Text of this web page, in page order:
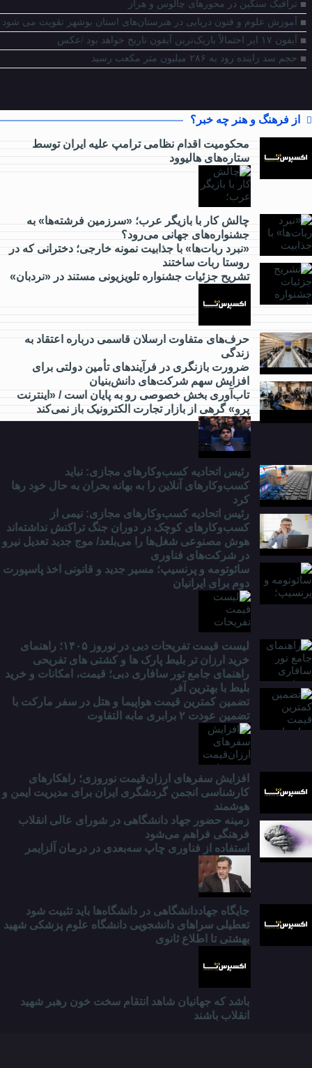
ترافیک سنگین در محورهای چالوس و هراز
آموزش علوم و فنون دریایی در هنرستان‌های استان بوشهر تقویت می شود
آیفون ۱۷ ایر احتمالاً باریک‌ترین آیفون تاریخ خواهد بود /عکس
حجم سد زاینده رود به ۲۸۶ میلیون متر مکعب رسید
از فرهنگ و هنر چه خبر؟
محکومیت اقدام نظامی ترامپ علیه ایران توسط
ستاره‌های هالیوود
چالش کار با بازیگر عرب؛ «سرزمین فرشته‌ها» به
جشنواره‌های جهانی می‌رود؟
«نبرد ربات‌ها» با جذابیت نمونه خارجی؛ دخترانی که در
روستا ربات ساختند
تشریح جزئیات جشنواره‌ تلویزیونی مستند در «نردبان»
حرف‌های متفاوت ارسلان قاسمی درباره اعتقاد به
زندگی
از
کارآفرینی
چه خبر؟
ضرورت بازنگری در فرآیندهای تأمین دولتی برای
افزایش سهم شرکت‌های دانش‌بنیان
تاب‌آوری بخش خصوصی رو به پایان است / «اینترنت
پرو» گرهی از بازار تجارت الکترونیک باز نمی‌کند
رئیس اتحادیه کسب‌وکارهای مجازی: نباید
کسب‌وکارهای آنلاین را به بهانه بحران به حال خود رها
کرد
رئیس اتحادیه کسب‌وکارهای مجازی: نیمی از
کسب‌وکارهای کوچک در دوران جنگ‌ تراکنش نداشته‌اند
هوش مصنوعی شغل‌ها را می‌بلعد/ موج جدید تعدیل نیرو
در شرکت‌های فناوری
از
گردشگری
سائوتومه و پرنسیپ؛ مسیر جدید و قانونی اخذ پاسپورت
دوم برای ایرانیان
لیست قیمت تفریحات دبی در نوروز ۱۴۰۵؛ راهنمای
خرید ارزان تر بلیط پارک ها و کشتی های تفریحی
راهنمای جامع تور سافاری دبی؛ قیمت، امکانات و خرید
بلیط با بهترین آفر
تضمین کمترین قیمت هواپیما و هتل در سفر مارکت با
تضمین عودت ۲ برابری مابه التفاوت
افزایش سفرهای ارزان‌قیمت نوروزی؛ راهکارهای
کارشناسی انجمن گردشگری ایران برای مدیریت ایمن و
هوشمند
از
مدارس
دانشگاه
چه
خبر؟
زمینه حضور جهاد دانشگاهی در شورای عالی انقلاب
فرهنگی فراهم می‌شود
استفاده از فناوری چاپ سه‌بعدی در درمان آلزایمر
جایگاه جهاددانشگاهی در دانشگاه‌ها باید تثبیت شود
تعطیلی سراهای دانشجویی دانشگاه علوم پزشکی شهید
بهشتی تا اطلاع ثانوی
باشد که جهانیان شاهد انتقام سخت خون رهبر شهید
انقلاب باشند